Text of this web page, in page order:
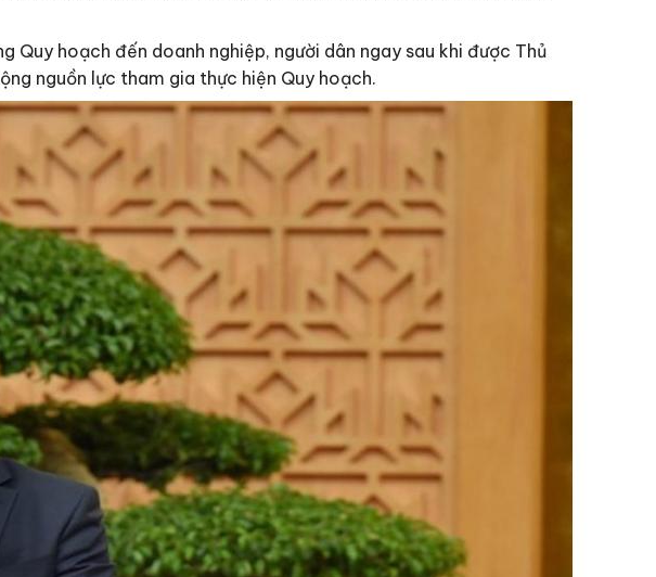
hoạch đến doanh nghiệp, người dân ngay sau khi được Thủ
nguồn lực tham gia thực hiện Quy hoạch.